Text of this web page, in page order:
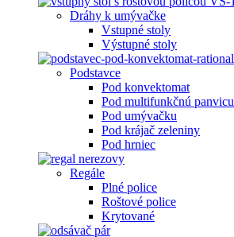
Dráhy k umývačke
Vstupné stoly
Výstupné stoly
Podstavce
Pod konvektomat
Pod multifunkčnú panvicu
Pod umývačku
Pod krájač zeleniny
Pod hrniec
Regále
Plné police
Roštové police
Krytované